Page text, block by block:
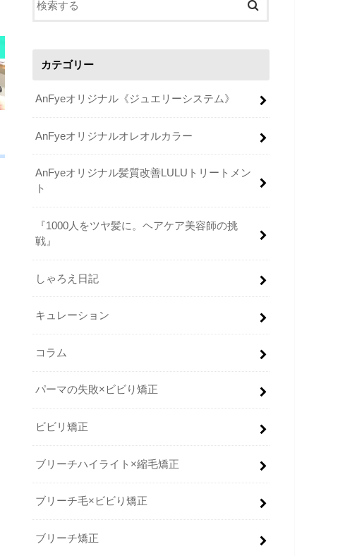
カテゴリー
AnFyeオリジナル《ジュエリーシステム》
AnFyeオリジナルオレオルカラー
AnFyeオリジナル髪質改善LULUトリートメン
ト
『1000人をツヤ髪に。ヘアケア美容師の挑
戦』
しゃろえ日記
キュレーション
コラム
パーマの失敗×ビビり矯正
ビビリ矯正
ブリーチハイライト×縮毛矯正
ブリーチ毛×ビビり矯正
ブリーチ矯正